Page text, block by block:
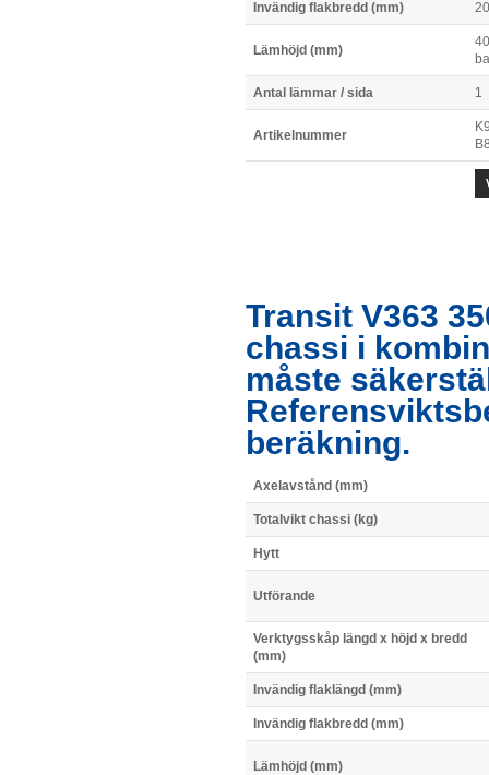
Invändig flakbredd (mm)
Lämhöjd (mm)
Antal lämmar / sida 1
Artikelnummer
Transit V363
chassi i
måste
beräkning.
Axelavstånd (mm)
Totalvikt chassi (kg)
Hytt
Utförande
Verktygsskåp längd x höjd x bredd
(mm)
Invändig flaklängd (mm)
Invändig flakbredd (mm)
Lämhöjd (mm)